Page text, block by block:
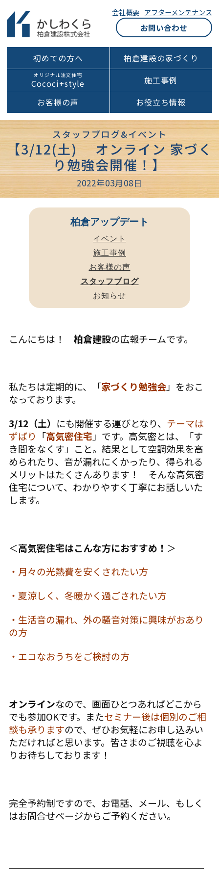
会社概要 アフターメンテナンス
お問い合わせ
初めての方へ 柏倉建設の家づくり
オリジナル注文住宅
Cococi+style
施工事例
お客様の声
お役立ち情報
スタッフブログ&イベント
【3/12(土) オンライン 家づく
り勉強会開催！】
2022年03月08日
こんにちは！ 柏倉建設の広報チームです。
私たちは定期的に、「家づくり勉強会」をおこ
なっております。
3/12（土） にも開催する運びとなり、 テーマは
ずばり 「高気密住宅 」です。高気密とは、「す
き間をなくす」こと。結果として空調効果を高
められたり、音が漏れにくかったり、得られる
メリットはたくさんあります！ そんな高気密
住宅について、わかりやすく丁寧にお話しいた
します。
＜高気密住宅はこんな方におすすめ！ ＞
・月々の光熱費を安くされたい方
・夏涼しく、冬暖かく過ごされたい方
・生活音の漏れ、外の騒音対策に興味がおあり
の方
・エコなおうちをご検討の方
オンラインなので、画面ひとつあればどこから
でも参加OKです。またセミナー後は個別のご相
談も承りますので、ぜひお気軽にお申し込みい
ただければと思います。皆さまのご視聴を心よ
りお待ちしております！
完全予約制ですので、お電話、メール、もしく
はお問合せページからご予約ください。
柏倉アップデート
イベント
施工事例
お客様の声
スタッフブログ
お知らせ